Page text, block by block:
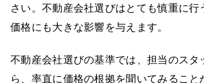
さい。不動産会社選びはとても慎重に行
価格にも大きな影響を与えます。
不動産会社選びの基準では、担当のスタ
ら、率直に価格の根拠を聞いてみること